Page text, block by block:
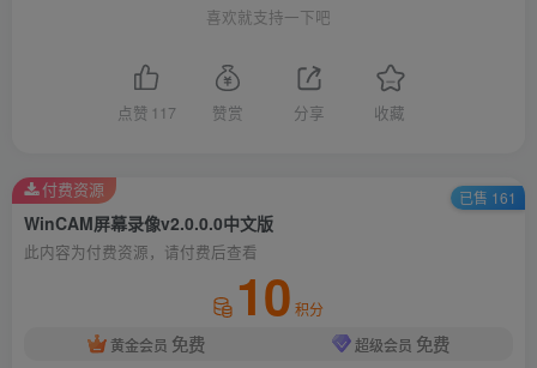
喜欢就支持一下吧
点赞 117 赞赏 分享 收藏
WinCAM屏幕录像v2.0.0.0中文版
此内容为付费资源，请付费后查看
10 积分
黄金会员 免费 超级会员 免费
付费资源 已售 161